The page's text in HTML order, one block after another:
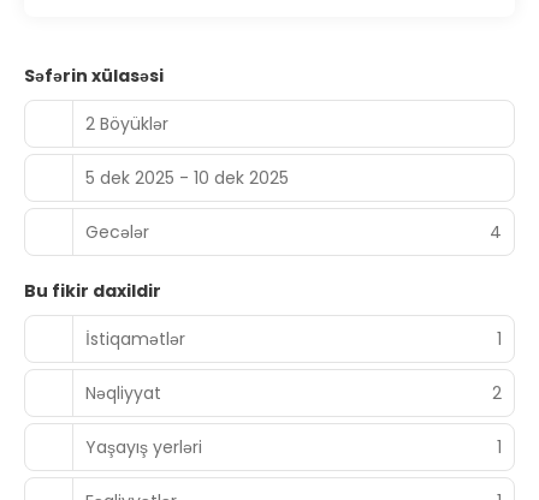
Səfərin xülasəsi
2 Böyüklər
5 dek 2025 - 10 dek 2025
Gecələr 4
Bu fikir daxildir
İstiqamətlər
1
Nəqliyyat 2
Yaşayış yerləri 1